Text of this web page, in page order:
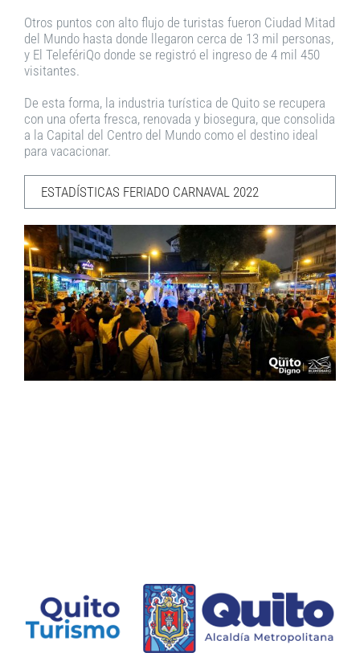
Otros puntos con alto flujo de turistas fueron Ciudad Mitad
del Mundo hasta donde llegaron cerca de 13 mil personas,
y El TelefériQo donde se registró el ingreso de 4 mil 450
visitantes.
De esta forma, la industria turística de Quito se recupera
con una oferta fresca, renovada y biosegura, que consolida
a la Capital del Centro del Mundo como el destino ideal
para vacacionar.
ESTADÍSTICAS FERIADO CARNAVAL 2022